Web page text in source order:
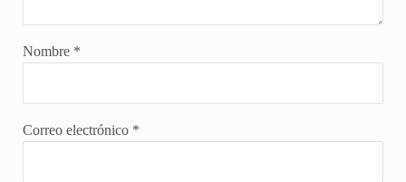
Nombre *
Correo electrónico *